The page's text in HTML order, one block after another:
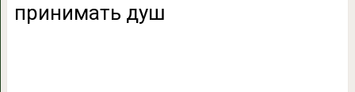
принимать душ